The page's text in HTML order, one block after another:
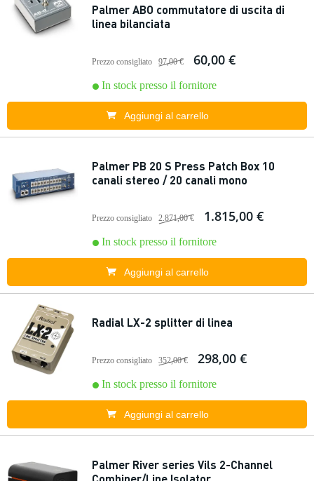
Palmer ABO commutatore di uscita di
linea bilanciata
Prezzo consigliato 97,00 € 60,00 €
In stock presso il fornitore
Aggiungi al carrello
Palmer PB 20 S Press Patch Box 10
canali stereo / 20 canali mono
Prezzo consigliato 2.871,00 € 1.815,00 €
In stock presso il fornitore
Aggiungi al carrello
Radial LX-2 splitter di linea
Prezzo consigliato 352,00 € 298,00 €
In stock presso il fornitore
Aggiungi al carrello
Palmer River series Vils 2-Channel